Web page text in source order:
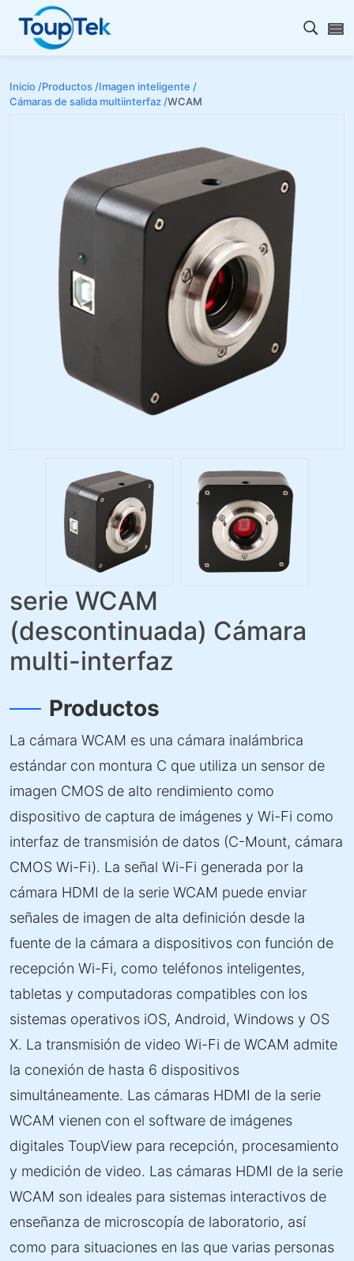
Abrir
Inicio /Productos /Imagen inteligente /
Cámaras de salida multiinterfaz /WCAM
serie WCAM
(descontinuada) Cámara
multi-interfaz
Productos
La cámara WCAM es una cámara inalámbrica
estándar con montura C que utiliza un sensor de
imagen CMOS de alto rendimiento como
dispositivo de captura de imágenes y Wi-Fi como
interfaz de transmisión de datos (C-Mount, cámara
CMOS Wi-Fi). La señal Wi-Fi generada por la
cámara HDMI de la serie WCAM puede enviar
señales de imagen de alta definición desde la
fuente de la cámara a dispositivos con función de
recepción Wi-Fi, como teléfonos inteligentes,
tabletas y computadoras compatibles con los
sistemas operativos iOS, Android, Windows y OS
X. La transmisión de video Wi-Fi de WCAM admite
la conexión de hasta 6 dispositivos
simultáneamente. Las cámaras HDMI de la serie
WCAM vienen con el software de imágenes
digitales ToupView para recepción, procesamiento
y medición de video. Las cámaras HDMI de la serie
WCAM son ideales para sistemas interactivos de
enseñanza de microscopía de laboratorio, así
como para situaciones en las que varias personas